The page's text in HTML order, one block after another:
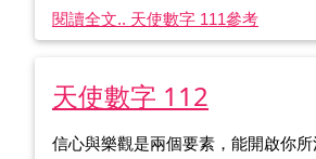
閱讀全文.. 天使數字 111參考
天使數字 112
信心與樂觀是兩個要素，能開啟你